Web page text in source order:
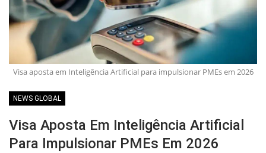
Visa aposta em Inteligência Artificial para impulsionar PMEs em 2026
NEWS GLOBAL
Visa Aposta Em Inteligência Artificial
Para Impulsionar PMEs Em 2026